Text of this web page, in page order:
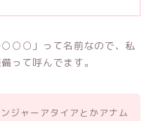
」って名前なので、私
って呼んでます。
ジャーアタイアとかアナム